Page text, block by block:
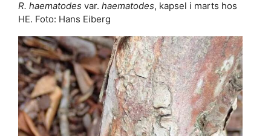
R. haematodes var. haematodes, kapsel i marts hos
HE. Foto: Hans Eiberg